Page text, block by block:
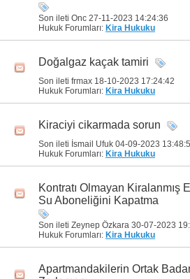
Son ileti Onc 27-11-2023 14:24:36
Hukuk Forumları: Kira Hukuku
Doğalgaz kaçak tamiri
Son ileti frmax 18-10-2023 17:24:42
Hukuk Forumları: Kira Hukuku
Kiraciyi cikarmada sorun
Son ileti İsmail Ufuk 04-09-2023
Hukuk Forumları: Kira Hukuku
Kontratı Olmayan Kiralanmış
Su Aboneliğini Kapatma
Son ileti Zeynep Özkara 30-07-2023
Hukuk Forumları: Kira Hukuku
Apartmandakilerin Ortak